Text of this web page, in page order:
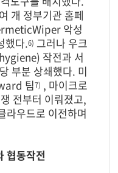
개 정부기관 홈페
악성
했다.6) 그러나 우크
작전과 서
부분 상쇄했다. 미
팀7) , 마이크로
전부터 이뤄졌고,
라우드로 이전하며
협동작전